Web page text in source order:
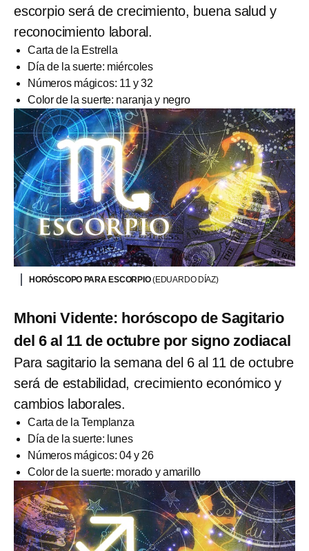
escorpio será de crecimiento, buena salud y
reconocimiento laboral.
Carta de la Estrella
Día de la suerte: miércoles
Números mágicos: 11 y 32
Color de la suerte: naranja y negro
HORÓSCOPO PARA ESCORPIO(EDUARDO DÍAZ)
Mhoni Vidente: horóscopo de Sagitario
del 6 al 11 de octubre por signo zodiacal
Para sagitario la semana del 6 al 11 de octubre
será de estabilidad, crecimiento económico y
cambios laborales.
Carta de la Templanza
Día de la suerte: lunes
Números mágicos: 04 y 26
Color de la suerte: morado y amarillo